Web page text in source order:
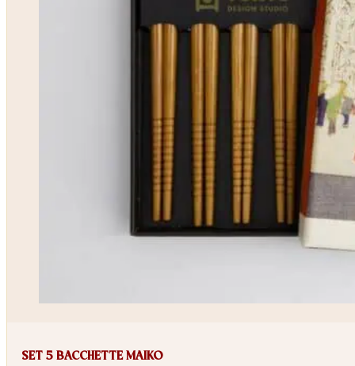
SET 5 BACCHETTE MAIKO